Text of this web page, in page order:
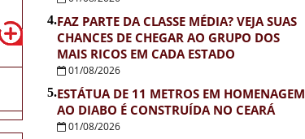
4.FAZ PARTE DA CLASSE MÉDIA? VEJA SUAS
CHANCES DE CHEGAR AO GRUPO DOS
MAIS RICOS EM CADA ESTADO
01/08/2026
5.ESTÁTUA DE 11 METROS EM HOMENAGEM
AO DIABO É CONSTRUÍDA NO CEARÁ
01/08/2026